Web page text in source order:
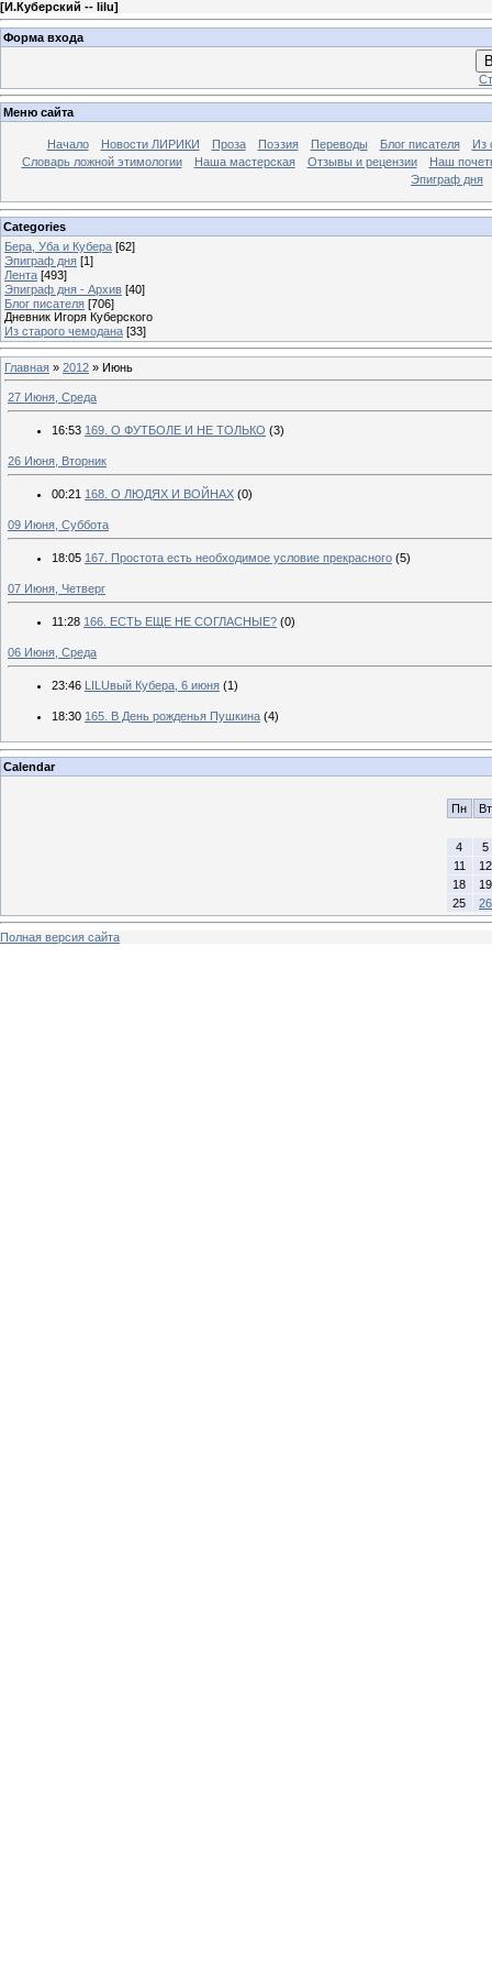
[И.Куберский -- lilu]
Форма входа
Меню сайта
Начало Новости ЛИРИКИ Проза Поэзия Переводы Блог писателя
Из
Словарь ложной этимологии
Наша мастерская Отзывы и рецензии
Наш
Эпиграф дня
Categories
Бера, Уба и Кубера [62]
Эпиграф дня [1]
Лента [493]
Эпиграф дня - Архив [40]
Блог писателя [706]
Дневник Игоря Куберского
Из старого чемодана [33]
Главная » 2012 » Июнь
27 Июня, Среда
16:53 169. О ФУТБОЛЕ И НЕ ТОЛЬКО (3)
26 Июня, Вторник
00:21 168. О ЛЮДЯХ И ВОЙНАХ (0)
09 Июня, Суббота
18:05 167. Простота есть необходимое условие прекрасного (5)
07 Июня, Четверг
11:28 166. ЕСТЬ ЕЩЕ НЕ СОГЛАСНЫЕ? (0)
06 Июня, Среда
23:46 LILUвый Кубера, 6 июня (1)
18:30 165. В День рожденья Пушкина (4)
Calendar
Пн Вт
4
5
11
12
18
19
25
26
Полная версия сайта